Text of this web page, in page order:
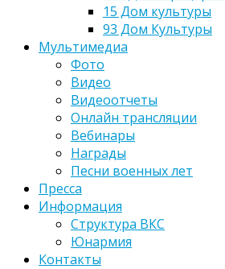
15 Дом культуры
93 Дом Культуры
Мультимедиа
Фото
Видео
Видеоотчеты
Онлайн трансляции
Вебинары
Награды
Песни военных лет
Пресса
Информация
Структура ВКС
Юнармия
Контакты